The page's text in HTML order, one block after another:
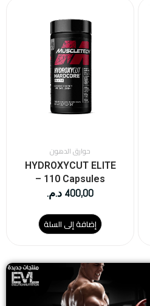
حوارق الدهون
HYDROXYCUT ELITE
– 110 Capsules
400,00 د.م.
إضافة إلى السلة